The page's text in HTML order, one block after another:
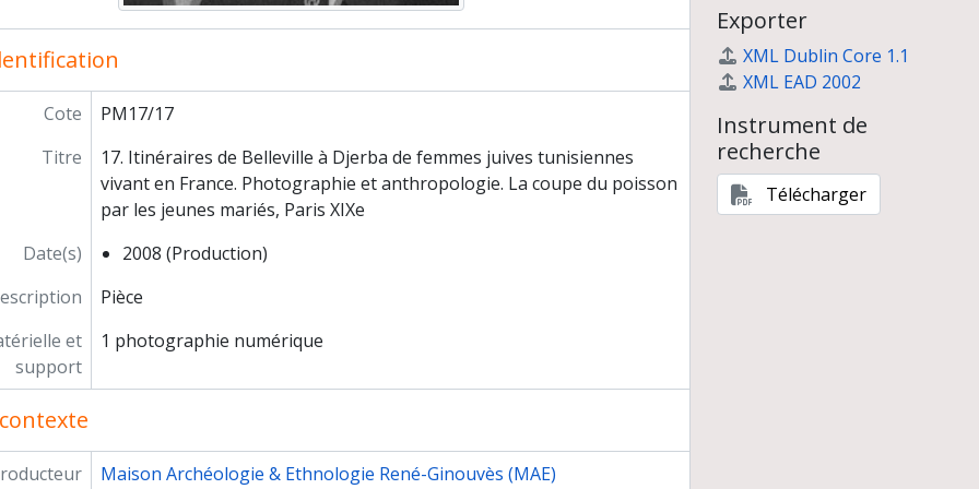
et des hommes : approches ethnoarchéologiques
opératoire funéraire, exemples de gestes et de séquences écrits par les ethnologues et reconstruits par les archéologues
Cote
PM17/17
Titre
17. Itinéraires de Belleville à Djerba de femmes juives tunisiennes
vivant en France. Photographie et anthropologie. La coupe du poisson
par les jeunes mariés, Paris XIXe
Date(s)
2008 (Production)
Pièce
et
support
1 photographie numérique
Maison Archéologie & Ethnologie René-Ginouvès (MAE)
Exporter
XML Dublin Core 1.1
XML EAD 2002
Instrument de
recherche
Télécharger